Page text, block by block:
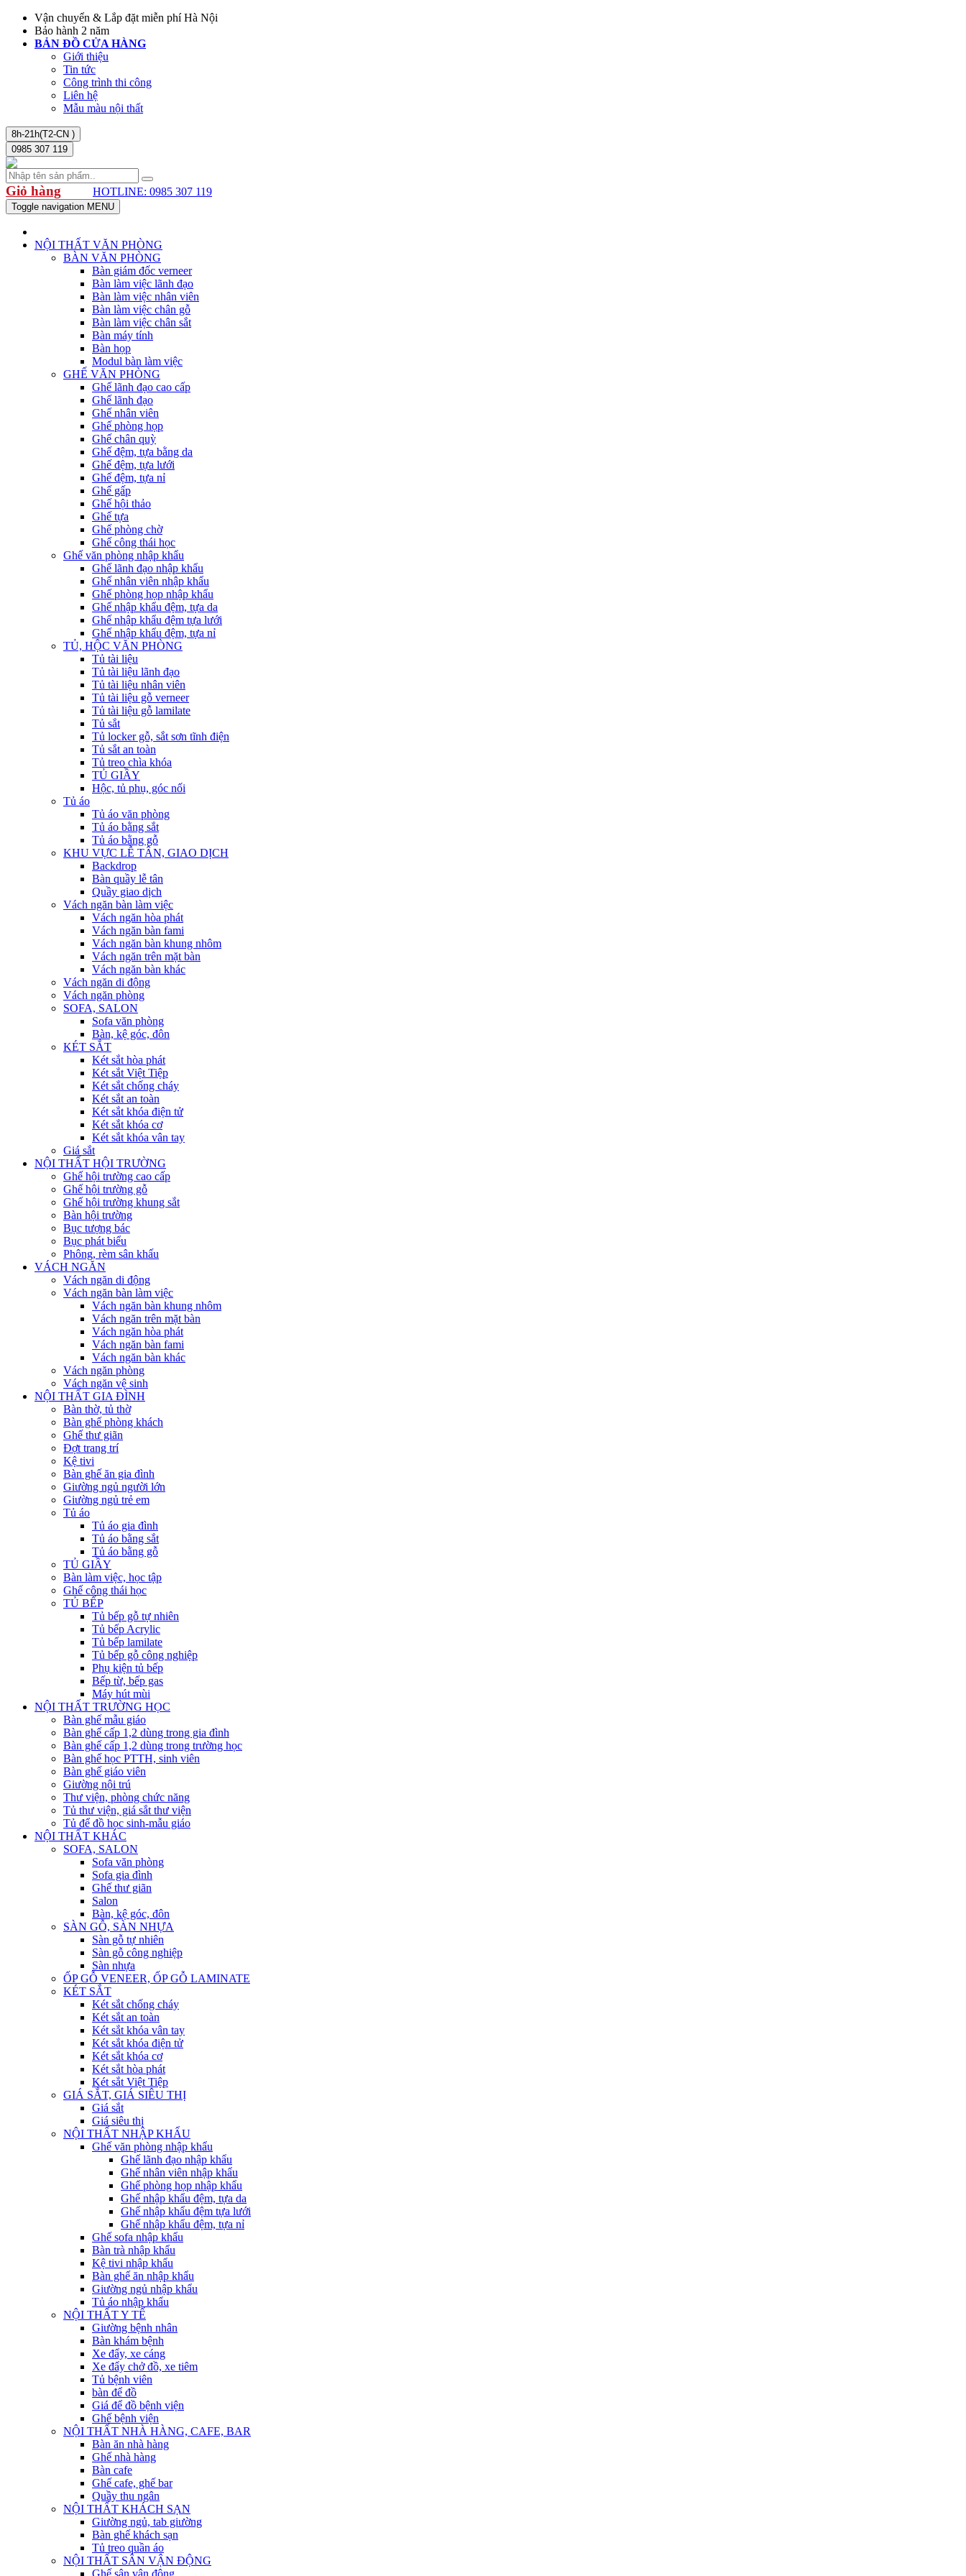
Vận chuyển & Lắp đặt miễn phí Hà Nội
Bảo hành 2 năm
BẢN ĐỒ CỬA HÀNG
Giới thiệu
Tin tức
Công trình thi công
Liên hệ
Mẫu màu nội thất
8h-21h(T2-CN )
0985 307 119
Giỏ hàng HOTLINE: 0985 307 119
Toggle navigation MENU
NỘI THẤT VĂN PHÒNG
BÀN VĂN PHÒNG
Bàn giám đốc verneer
Bàn làm việc lãnh đạo
Bàn làm việc nhân viên
Bàn làm việc chân gỗ
Bàn làm việc chân sắt
Bàn máy tính
Bàn họp
Modul bàn làm việc
GHẾ VĂN PHÒNG
Ghế lãnh đạo cao cấp
Ghế lãnh đạo
Ghế nhân viên
Ghế phòng họp
Ghế chân quỳ
Ghế đệm, tựa bằng da
Ghế đệm, tựa lưới
Ghế đệm, tựa nỉ
Ghế gấp
Ghế hội thảo
Ghế tựa
Ghế phòng chờ
Ghế công thái học
Ghế văn phòng nhập khẩu
Ghế lãnh đạo nhập khẩu
Ghế nhân viên nhập khẩu
Ghế phòng họp nhập khẩu
Ghế nhập khẩu đệm, tựa da
Ghế nhập khẩu đệm tựa lưới
Ghế nhập khẩu đệm, tựa nỉ
TỦ, HỘC VĂN PHÒNG
Tủ tài liệu
Tủ tài liệu lãnh đạo
Tủ tài liệu nhân viên
Tủ tài liệu gỗ verneer
Tủ tài liệu gỗ lamilate
Tủ sắt
Tủ locker gỗ, sắt sơn tĩnh điện
Tủ sắt an toàn
Tủ treo chìa khóa
TỦ GIẦY
Hộc, tủ phụ, góc nối
Tủ áo
Tủ áo văn phòng
Tủ áo bằng sắt
Tủ áo bằng gỗ
KHU VỰC LỄ TÂN, GIAO DỊCH
Backdrop
Bàn quầy lễ tân
Quầy giao dịch
Vách ngăn bàn làm việc
Vách ngăn hòa phát
Vách ngăn bàn fami
Vách ngăn bàn khung nhôm
Vách ngăn trên mặt bàn
Vách ngăn bàn khác
Vách ngăn di động
Vách ngăn phòng
SOFA, SALON
Sofa văn phòng
Bàn, kệ góc, đôn
KÉT SẮT
Két sắt hòa phát
Két sắt Việt Tiệp
Két sắt chống cháy
Két sắt an toàn
Két sắt khóa điện tử
Két sắt khóa cơ
Két sắt khóa vân tay
Giá sắt
NỘI THẤT HỘI TRƯỜNG
Ghế hội trường cao cấp
Ghế hội trường gỗ
Ghế hội trường khung sắt
Bàn hội trường
Bục tượng bác
Bục phát biểu
Phông, rèm sân khấu
VÁCH NGĂN
Vách ngăn di động
Vách ngăn bàn làm việc
Vách ngăn bàn khung nhôm
Vách ngăn trên mặt bàn
Vách ngăn hòa phát
Vách ngăn bàn fami
Vách ngăn bàn khác
Vách ngăn phòng
Vách ngăn vệ sinh
NỘI THẤT GIA ĐÌNH
Bàn thờ, tủ thờ
Bàn ghế phòng khách
Ghế thư giãn
Đợt trang trí
Kệ tivi
Bàn ghế ăn gia đình
Giường ngủ người lớn
Giường ngủ trẻ em
Tủ áo
Tủ áo gia đình
Tủ áo bằng sắt
Tủ áo bằng gỗ
TỦ GIẦY
Bàn làm việc, học tập
Ghế công thái học
TỦ BẾP
Tủ bếp gỗ tự nhiên
Tủ bếp Acrylic
Tủ bếp lamilate
Tủ bếp gỗ công nghiệp
Phụ kiện tủ bếp
Bếp từ, bếp gas
Máy hút mùi
NỘI THẤT TRƯỜNG HỌC
Bàn ghế mẫu giáo
Bàn ghế cấp 1,2 dùng trong gia đình
Bàn ghế cấp 1,2 dùng trong trường học
Bàn ghế học PTTH, sinh viên
Bàn ghế giáo viên
Giường nội trú
Thư viện, phòng chức năng
Tủ thư viện, giá sắt thư viện
Tủ để đồ học sinh-mẫu giáo
NỘI THẤT KHÁC
SOFA, SALON
Sofa văn phòng
Sofa gia đình
Ghế thư giãn
Salon
Bàn, kệ góc, đôn
SÀN GỖ, SÀN NHỰA
Sàn gỗ tự nhiên
Sàn gỗ công nghiệp
Sàn nhựa
ỐP GỖ VENEER, ỐP GỖ LAMINATE
KÉT SẮT
Két sắt chống cháy
Két sắt an toàn
Két sắt khóa vân tay
Két sắt khóa điện tử
Két sắt khóa cơ
Két sắt hòa phát
Két sắt Việt Tiệp
GIÁ SẮT, GIÁ SIÊU THỊ
Giá sắt
Giá siêu thị
NỘI THẤT NHẬP KHẨU
Ghế văn phòng nhập khẩu
Ghế lãnh đạo nhập khẩu
Ghế nhân viên nhập khẩu
Ghế phòng họp nhập khẩu
Ghế nhập khẩu đệm, tựa da
Ghế nhập khẩu đệm tựa lưới
Ghế nhập khẩu đệm, tựa nỉ
Ghế sofa nhập khẩu
Bàn trà nhập khẩu
Kệ tivi nhập khẩu
Bàn ghế ăn nhập khẩu
Giường ngủ nhập khẩu
Tủ áo nhập khẩu
NỘI THẤT Y TẾ
Giường bệnh nhân
Bàn khám bệnh
Xe đẩy, xe cáng
Xe đẩy chở đồ, xe tiêm
Tủ bệnh viên
bàn để đồ
Giá để đồ bệnh viện
Ghế bệnh viện
NỘI THẤT NHÀ HÀNG, CAFE, BAR
Bàn ăn nhà hàng
Ghế nhà hàng
Bàn cafe
Ghế cafe, ghế bar
Quầy thu ngân
NỘI THẤT KHÁCH SẠN
Giường ngủ, tab giường
Bàn ghế khách sạn
Tủ treo quần áo
NỘI THẤT SÂN VẬN ĐỘNG
Ghế sân vận động